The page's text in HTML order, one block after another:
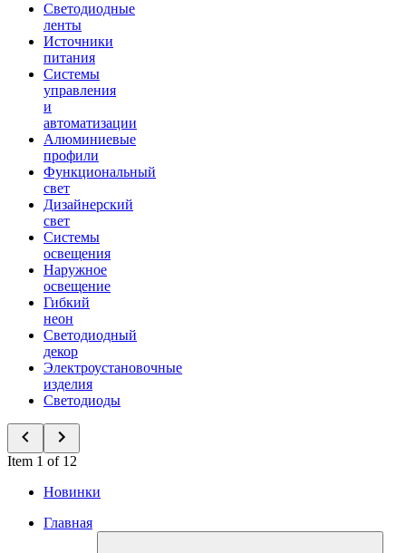
Светодиодные
ленты
Источники
питания
Системы
управления
и
автоматизации
Алюминиевые
профили
Функциональный
свет
Дизайнерский
свет
Системы
освещения
Наружное
освещение
Гибкий
неон
Светодиодный
декор
Электроустановочные
изделия
Светодиоды
Item 1 of 12
Новинки
Главная